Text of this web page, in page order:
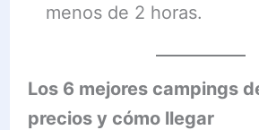
menos de 2 horas.
Los 6 mejores campings
precios y cómo llegar